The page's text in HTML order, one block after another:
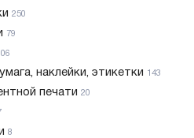
250
79
наклейки, этикетки 143
печати 20
8